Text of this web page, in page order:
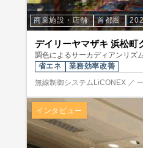
商業施設・店舗 首都圏
デイリーヤマザキ 浜松町
調色によるサーカディアンリズ
省エネ
業務効率改善
無線制御システムLiCONEX ／
インタビュー